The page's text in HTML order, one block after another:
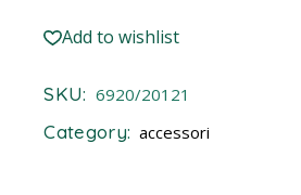
Add to wishlist
SKU: 6920/20121
Category: accessori